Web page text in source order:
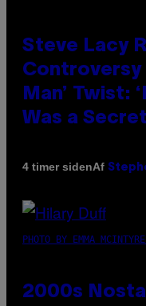
Steve Lacy
Controversy
Man’ Twist:
Was a
4 timer sidenAf
PHOTO BY EMMA
2000s